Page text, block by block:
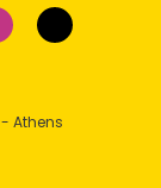
- Athens